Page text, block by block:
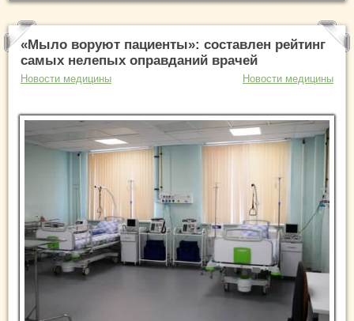
«Мыло воруют пациенты»: составлен рейтинг
самых нелепых оправданий врачей
Новости медицины Новости медицины